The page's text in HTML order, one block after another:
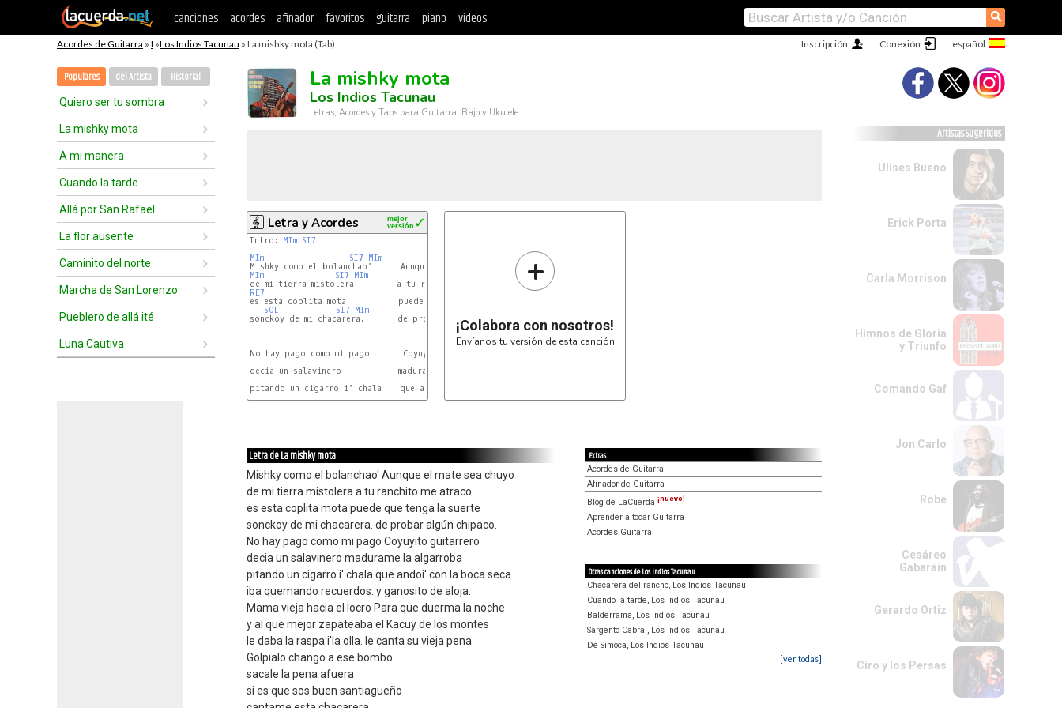
canciones acordes afinador favoritos guitarra piano videos ⚲
Acordes de Guitarra » I »Los Indios Tacunau » La mishky mota (Tab) Conexión
Inscripción
Populares del Artista Historial
Quiero ser tu sombra
La mishky mota
A mi manera
Cuando la tarde
Allá por San Rafael
La flor ausente
Caminito del norte
Marcha de San Lorenzo
Pueblero de allá ité
Luna Cautiva
La mishky mota
Los Indios Tacunau
Letras, Acordes y Tabs para Guitarra, Bajo y Ukulele
Letra y Acordes ✓
mejor
versión
Intro: MIm SI7
MIm
SI7
MIm
MIm
SI7
MIm
RE7
SOL SI7
MIm
sonckoy de mi chacarera.       de probar algún chipaco.
No hay pago como mi pago       Coyuyito guitarrero
decia un salavinero            madurame la algarroba
pitando un cigarro i' chala    que andoi' con la boca seca
+
¡Colabora con nosotros!
Envíanos tu versión de esta canción
Letra de La mishky mota
Mishky como el bolanchao' Aunque el mate sea chuyo
de mi tierra mistolera a tu ranchito me atraco
es esta coplita mota puede que tenga la suerte
sonckoy de mi chacarera. de probar algún chipaco.
No hay pago como mi pago Coyuyito guitarrero
decia un salavinero madurame la algarroba
pitando un cigarro i' chala que andoi' con la boca seca
iba quemando recuerdos. y ganosito de aloja.
Mama vieja hacia el locro Para que duerma la noche
y al que mejor zapateaba el Kacuy de los montes
le daba la raspa i'la olla. le canta su vieja pena.
Golpialo chango a ese bombo
sacale la pena afuera
si es que sos buen santiagueño
Extras
Acordes de Guitarra
Afinador de Guitarra
Blog de LaCuerda ¡nuevo!
Aprender a tocar Guitarra
Acordes Guitarra
Otras canciones de Los Indios Tacunau
Chacarera del rancho, Los Indios Tacunau
Cuando la tarde, Los Indios Tacunau
Balderrama, Los Indios Tacunau
Sargento Cabral, Los Indios Tacunau
De Simoca, Los Indios Tacunau
[ver todas]
Artistas Sugeridos
Ulises Bueno
Erick Porta
Carla Morrison
Himnos de Gloria
y Triunfo
Comando Gaf
Jon Carlo
Robe
Cesáreo
Gabaráin
Gerardo Ortiz
Ciro y los Persas